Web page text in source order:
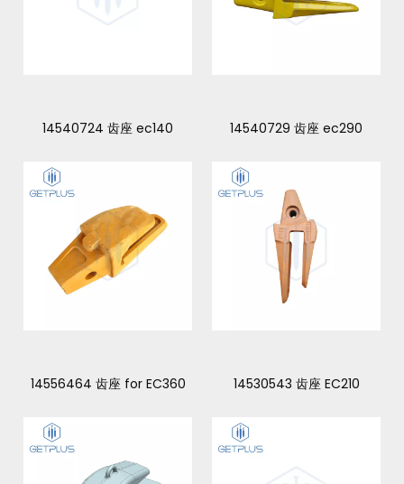
14540724 齿座 ec140 14540729 齿座 ec290
14556464 齿座 for EC360 14530543 齿座 EC210